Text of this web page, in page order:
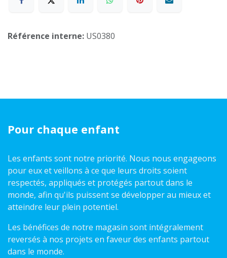
Référence interne: US0380
Pour chaque enfant
Les enfants sont notre priorité. Nous nous engageons
pour eux et veillons à ce que leurs droits soient
respectés, appliqués et protégés partout dans le
monde, afin qu'ils puissent se développer au mieux et
atteindre leur plein potentiel.
Les bénéfices de notre magasin sont intégralement
reversés à nos projets en faveur des enfants partout
dans le monde.